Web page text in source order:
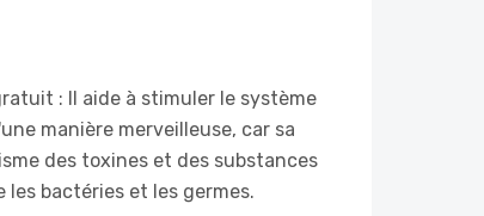
: Il aide à stimuler le système
manière merveilleuse, car sa
des toxines et des substances
bactéries et les germes.